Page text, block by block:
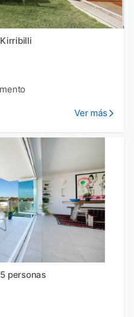
Ver más
personas